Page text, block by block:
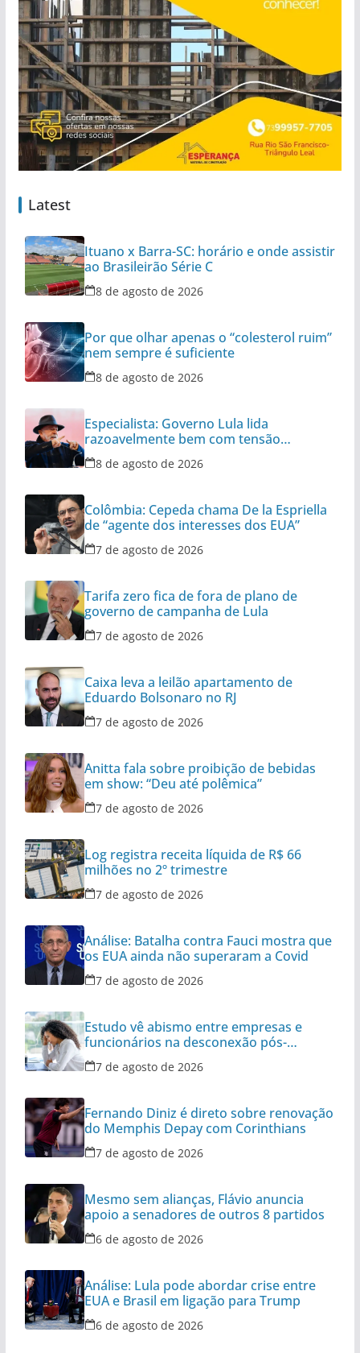
Latest
Ituano x Barra-SC: horário e onde assistir
ao Brasileirão Série C
8 de agosto de 2026
Por que olhar apenas o “colesterol ruim”
nem sempre é suficiente
8 de agosto de 2026
Especialista: Governo Lula lida
razoavelmente bem com tensão
diplomática
8 de agosto de 2026
Colômbia: Cepeda chama De la Espriella
de “agente dos interesses dos EUA”
7 de agosto de 2026
Tarifa zero fica de fora de plano de
governo de campanha de Lula
7 de agosto de 2026
Caixa leva a leilão apartamento de
Eduardo Bolsonaro no RJ
7 de agosto de 2026
Anitta fala sobre proibição de bebidas
em show: “Deu até polêmica”
7 de agosto de 2026
Log registra receita líquida de R$ 66
milhões no 2º trimestre
7 de agosto de 2026
Análise: Batalha contra Fauci mostra que
os EUA ainda não superaram a Covid
7 de agosto de 2026
Estudo vê abismo entre empresas e
funcionários na desconexão pós-
expediente
7 de agosto de 2026
Fernando Diniz é direto sobre renovação
do Memphis Depay com Corinthians
7 de agosto de 2026
Mesmo sem alianças, Flávio anuncia
apoio a senadores de outros 8 partidos
6 de agosto de 2026
Análise: Lula pode abordar crise entre
EUA e Brasil em ligação para Trump
6 de agosto de 2026